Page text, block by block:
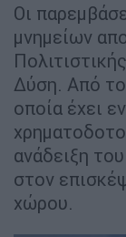
Οι
μνημείων
Δύση. Από
οποία έχει
ανάδειξη
στον
χώρου.